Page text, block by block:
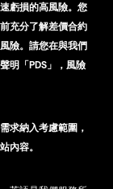
虧損的高風險。您
充分了解差價合約
險。請您在與我們
明「PDS」，風險
求納入考慮範圍，
內容。